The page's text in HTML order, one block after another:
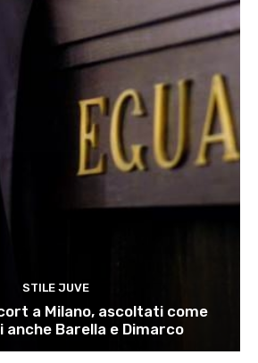
STILE JUVE
a Milano, ascoltati come
Barella e Dimarco